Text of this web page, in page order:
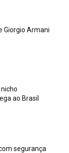
Giorgio Armani
ao Brasil
segurança